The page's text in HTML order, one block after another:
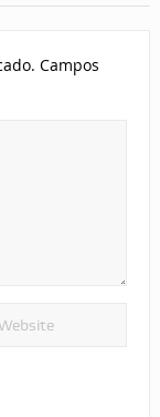
Campos